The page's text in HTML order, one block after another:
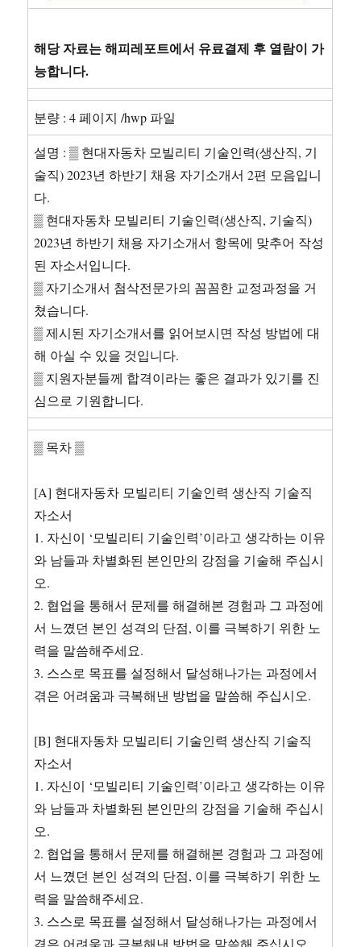
차
산
직
술
자
소
개
격
예
업
통
서
문
해
경
과
과
에
느
던
본
인
격
의
점
이
해당 자료는 해피레포트에서 유료결제 후 열람이 가
능합니다.
분량 : 4 페이지 /hwp 파일
설명 : ▒ 현대자동차 모빌리티 기술인력(생산직, 기
술직) 2023년 하반기 채용 자기소개서 2편 모음입니
다.
▒ 현대자동차 모빌리티 기술인력(생산직, 기술직)
2023년 하반기 채용 자기소개서 항목에 맞추어 작성
된 자소서입니다.
▒ 자기소개서 첨삭전문가의 꼼꼼한 교정과정을 거
쳤습니다.
▒ 제시된 자기소개서를 읽어보시면 작성 방법에 대
해 아실 수 있을 것입니다.
▒ 지원자분들께 합격이라는 좋은 결과가 있기를 진
심으로 기원합니다.
▒ 목차 ▒
[A] 현대자동차 모빌리티 기술인력 생산직 기술직
자소서
1. 자신이 ‘모빌리티 기술인력’이라고 생각하는 이유
와 남들과 차별화된 본인만의 강점을 기술해 주십시
오.
2. 협업을 통해서 문제를 해결해본 경험과 그 과정에
서 느꼈던 본인 성격의 단점, 이를 극복하기 위한 노
력을 말씀해주세요.
3. 스스로 목표를 설정해서 달성해나가는 과정에서
겪은 어려움과 극복해낸 방법을 말씀해 주십시오.
[B] 현대자동차 모빌리티 기술인력 생산직 기술직
자소서
1. 자신이 ‘모빌리티 기술인력’이라고 생각하는 이유
와 남들과 차별화된 본인만의 강점을 기술해 주십시
오.
2. 협업을 통해서 문제를 해결해본 경험과 그 과정에
서 느꼈던 본인 성격의 단점, 이를 극복하기 위한 노
력을 말씀해주세요.
3. 스스로 목표를 설정해서 달성해나가는 과정에서
겪은 어려움과 극복해낸 방법을 말씀해 주십시오.